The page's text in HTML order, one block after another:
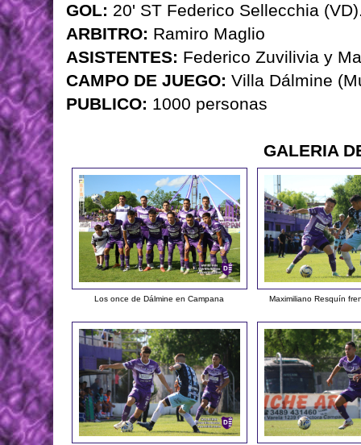
GOL: 20' ST Federico Sellecchia
ARBITRO: Ramiro Maglio
ASISTENTES: Federico Zuvilivia y
CAMPO DE JUEGO: Villa Dálmine
PUBLICO: 1000 personas
GALERIA
Los once de Dálmine en Campana Maximiliano Resquín